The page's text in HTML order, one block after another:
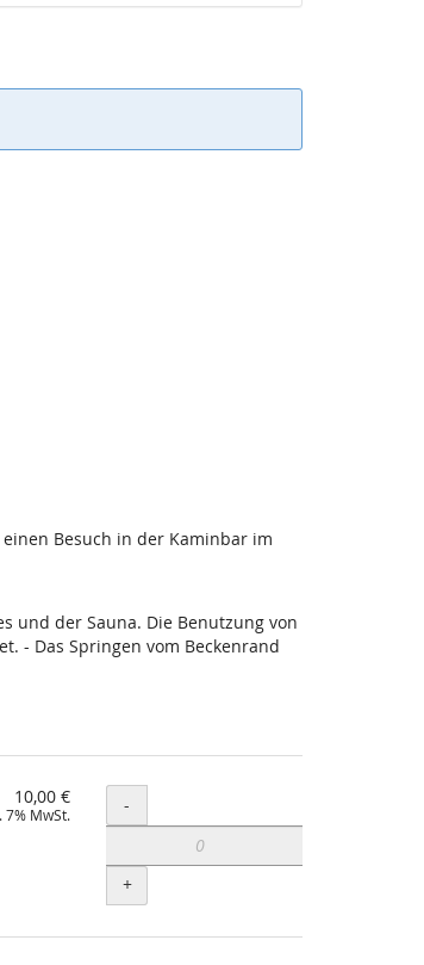
Besuch in der Kaminbar im
und der Sauna. Die Benutzung von
- Das Springen vom Beckenrand
10,00 €
7% MwSt. Menge
-
+